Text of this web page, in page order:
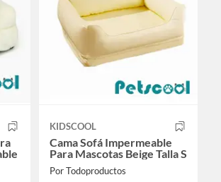
KIDSCOOL
Cama Sofá Impermeable
Para Mascotas Beige Talla S
Por Todoproductos